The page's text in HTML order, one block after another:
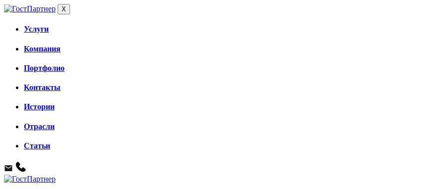
X
Услуги
Компания
Портфолио
Контакты
Истории
Отрасли
Статьи